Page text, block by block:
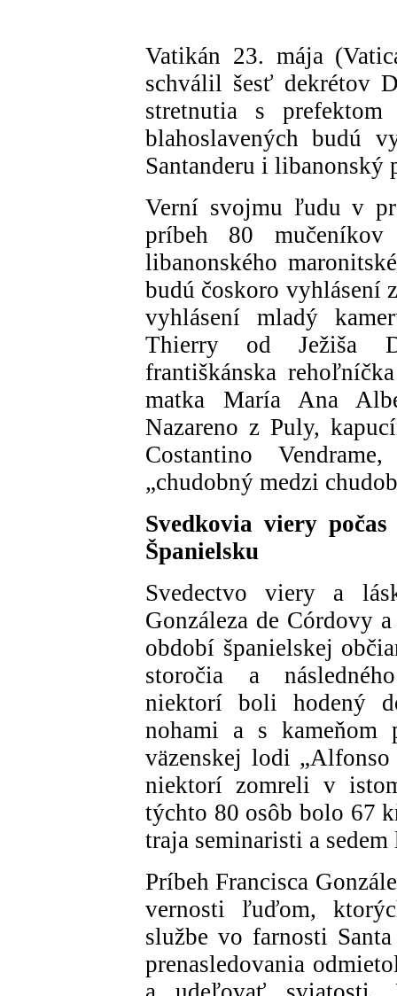
Vatikán 23. mája
schválil šesť dekrétov
stretnutia s prefektom
blahoslavených budú
Santanderu i libanonský
Verní svojmu ľudu v
príbeh 80
libanonského
budú čoskoro vyhlásení
vyhlásení mladý
Thierry od Ježiša
františkánska
matka María Ana
Nazareno z Puly,
Costantino
„chudobný medzi
Svedkovia viery počas
Španielsku
Svedectvo viery a
Gonzáleza de Córdovy
období španielskej
storočia a
niektorí boli hodený
nohami a s
väzenskej lodi
niektorí zomreli v
týchto 80 osôb bolo 67
traja seminaristi a
Príbeh Francisca
vernosti ľuďom,
službe vo farnosti
prenasledovania